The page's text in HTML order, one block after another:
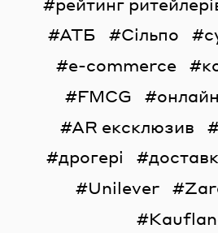
АТБ
Сільпо
e-commerce
FMCG
AR ексклюзив
дрогері
Unilever